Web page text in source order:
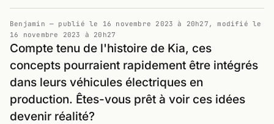
Benjamin — publié le 16 novembre 2023 à 20h27 , modifié le
16 novembre 2023 à 20h27
Compte tenu de l'histoire de Kia, ces
concepts pourraient rapidement être intégrés
dans leurs véhicules électriques en
production. Êtes-vous prêt à voir ces idées
devenir réalité?